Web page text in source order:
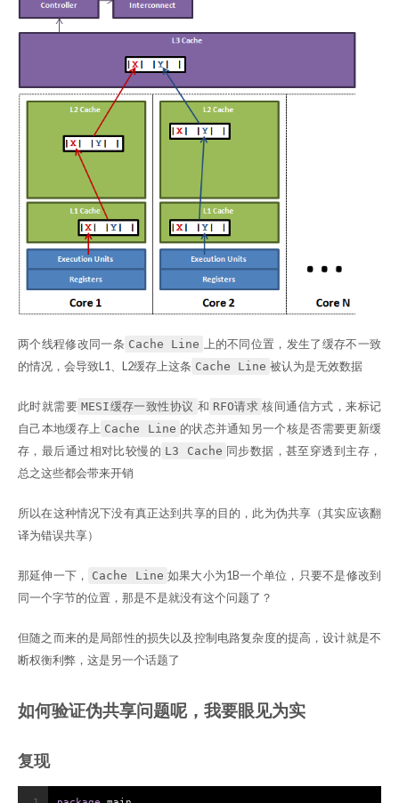
两个线程修改同一条 Cache Line
上的不同位置，发生了缓存不一致
的情况，会导致L1、L2缓存上这条 Cache Line 被认为是无效数据
此时就需要 MESI缓存一致性协议 和 RFO请求 核间通信方式，来标记
自己本地缓存上 Cache Line 的状态并通知另一个核是否需要更新缓
存，最后通过相对比较慢的 L3 Cache 同步数据，甚至穿透到主存，
总之这些都会带来开销
所以在这种情况下没有真正达到共享的目的，此为伪共享（其实应该翻
译为错误共享）
那延伸一下， Cache Line 如果大小为1B一个单位，只要不是修改到
同一个字节的位置，那是不是就没有这个问题了？
但随之而来的是局部性的损失以及控制电路复杂度的提高，设计就是不
断权衡利弊，这是另一个话题了
如何验证伪共享问题呢，我要眼见为实
复现